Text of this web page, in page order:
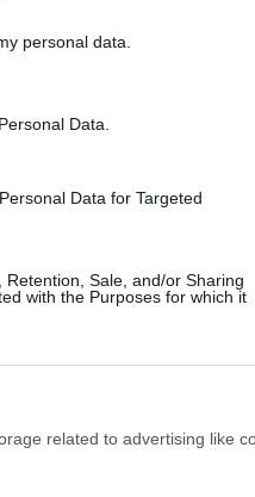
personal data.
Data.
Data for Targeted
Sale, and/or Sharing
with the Purposes for which it
related to advertising like
Sharks - Saint
08h05